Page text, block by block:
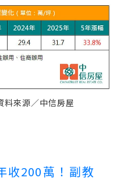
料來源／中信房屋
收200萬！副教